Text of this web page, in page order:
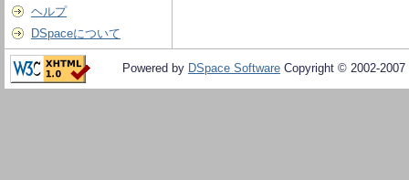
ヘルプ
DSpaceについて
Powered by DSpace Software Copyright © 2002-2007